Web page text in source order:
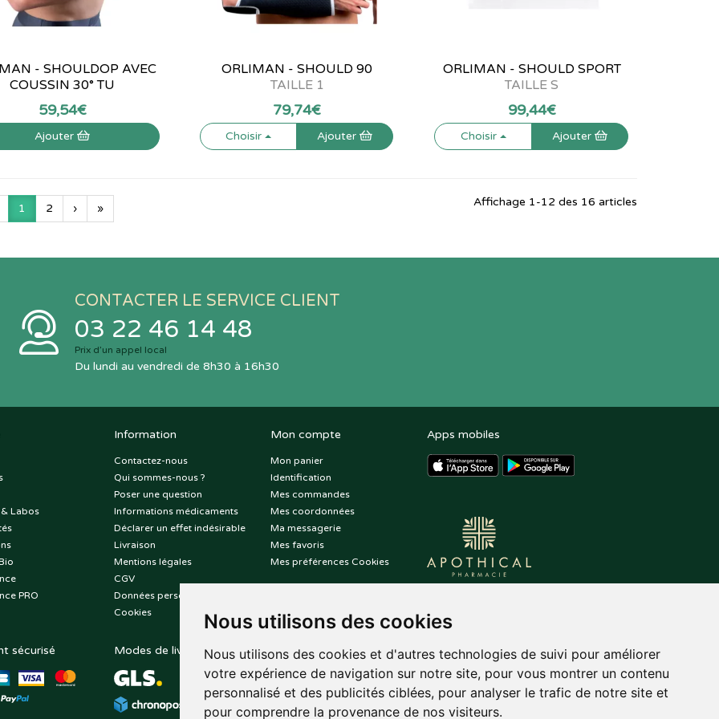
Nous utilisons des cookies
Nous utilisons des cookies et d'autres technologies de suivi pour améliorer
votre expérience de navigation sur notre site, pour vous montrer un contenu
personnalisé et des publicités ciblées, pour analyser le trafic de notre site et
pour comprendre la provenance de nos visiteurs.
- SHOULDOP AVEC
COUSSIN 30° TU
59,54€
Ajouter
ORLIMAN - SHOULD 90
TAILLE 1
79,74€
Choisir Ajouter
ORLIMAN - SHOULD SPORT
TAILLE S
99,44€
Choisir Ajouter
1 2 › » Affichage 1-12 des 16 articles
CONTACTER LE SERVICE CLIENT
03 22 46 14 48
Prix d’un appel local
Du lundi au vendredi de 8h30 à 16h30
Labos
PRO
Information
Contactez-nous
Qui sommes-nous ?
Poser une question
Informations médicaments
Déclarer un effet indésirable
Livraison
Mentions légales
CGV
Données personnelles
Cookies
Mon compte
Mon panier
Identification
Mes commandes
Mes coordonnées
Ma messagerie
Mes favoris
Mes préférences Cookies
Apps mobiles
sécurisé Modes de livraison Suivez-nous sur